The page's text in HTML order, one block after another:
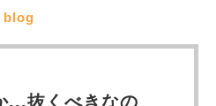
blog
...抜くべきなの